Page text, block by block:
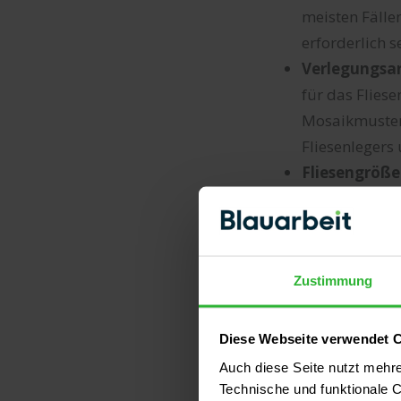
Zustimmung
Diese Webseite verwendet
Auch diese Seite nutzt
Technische und funktionale
meisten
erforderlich
für das
Fliesengröße
sehr große
Fliesenart
:
entstehenden